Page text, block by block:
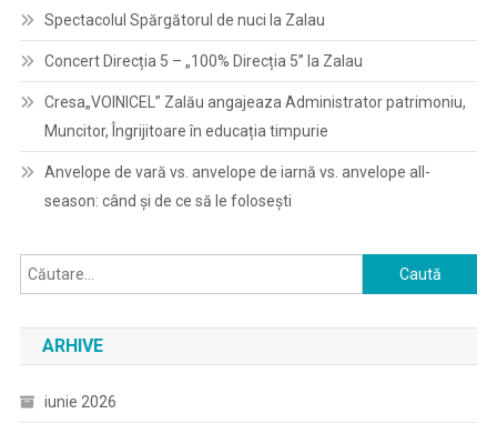
Spectacolul Spărgătorul de nuci la Zalau
Concert Direcția 5 – „100% Direcția 5” la Zalau
Cresa„VOINICEL” Zalău angajeaza Administrator patrimoniu,
Muncitor, Îngrijitoare în educația timpurie
Anvelope de vară vs. anvelope de iarnă vs. anvelope all-
season: când și de ce să le folosești
Caută
după:
ARHIVE
iunie 2026